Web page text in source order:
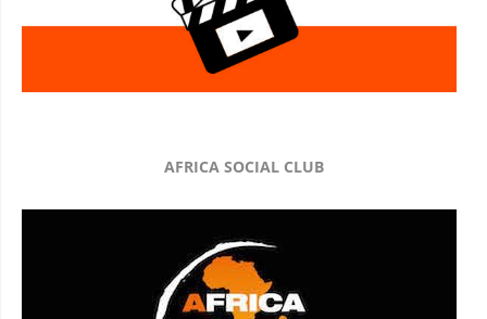
AFRICA SOCIAL CLUB